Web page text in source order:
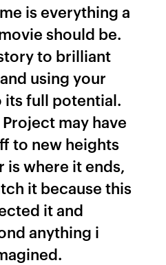
is everything a
should be.
to brilliant
using your
full potential.
may have
to new heights
is where it ends,
it because this
it and
anything i